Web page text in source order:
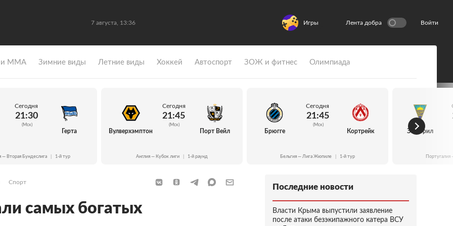
7 августа, 13:36 Игры Лента добра Войти
и ММА Зимние виды Летние виды Хоккей Автоспорт ЗОЖ и фитнес Олимпиада
Сегодня
21:30
(Мск)
Герта
— Вторая Бундеслига 1-й тур
Вулверхэмптон
Сегодня
21:45
(Мск)
Порт Вейл
Англия — Кубок лиги 1-й раунд
Брюгге
Сегодня
21:45
(Мск)
Кортрейк
Бельгия — Лига Жюпиле 1-й тур
Эшторил
Спорт
самых богатых
Последние новости
Власти Крыма выпустили заявление
после атаки безэкипажного катера ВСУ